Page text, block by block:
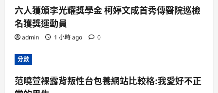
六人獲頒李光耀獎學金 柯婷文成首秀傳醫院巡檢
名獲獎運動員
admin 1 小時 ago 0
分數
范曉萱裸露背叛性台包養網站比較格:我愛好不正